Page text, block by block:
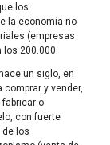
los
la economía no
(empresas
los 200.000.
un siglo, en
comprar y vender,
fabricar o
con fuerte
los